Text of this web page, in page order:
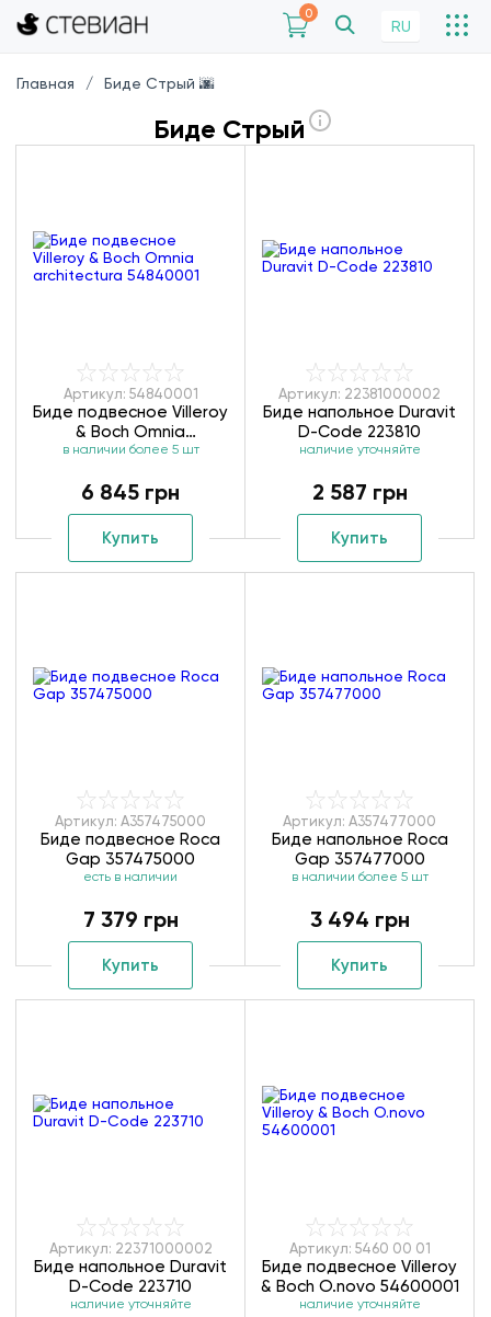
0
RU
Главная Биде Стрый 🌆
Биде Стрый
Артикул: 54840001
Биде подвесное Villeroy
& Boch Omnia
architectura 54840001
в наличии более 5 шт
6 845 грн
Купить
Артикул: 22381000002
Биде напольное Duravit
D-Code 223810
наличие уточняйте
2 587 грн
Купить
Артикул: A357475000
Биде подвесное Roca
Gap 357475000
есть в наличии
7 379 грн
Купить
Артикул: A357477000
Биде напольное Roca
Gap 357477000
в наличии более 5 шт
3 494 грн
Купить
Артикул: 22371000002
Биде напольное Duravit
D-Code 223710
наличие уточняйте
Артикул: 5460 00 01
Биде подвесное Villeroy
& Boch O.novo 54600001
наличие уточняйте